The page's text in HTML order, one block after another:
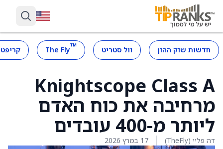
חדשות שוק ההון וול סטריט ™
The Fly
Knightscope Class A
מרחיבה את כוח האדם
ליותר מ-400 עובדים
דה פליי (TheFly) 17 במרץ 2026